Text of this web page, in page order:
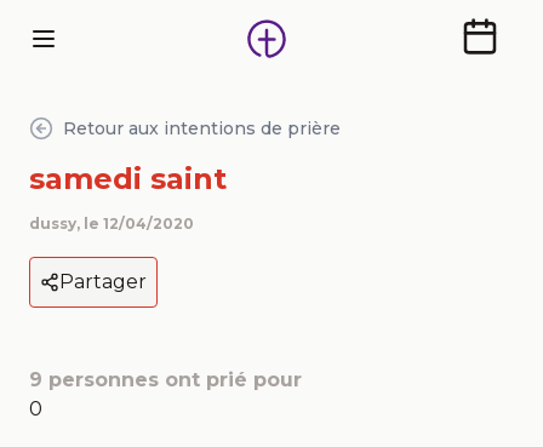
Retour aux intentions de prière
samedi saint
dussy, le 12/04/2020
Partager
9 personnes ont prié pour
0